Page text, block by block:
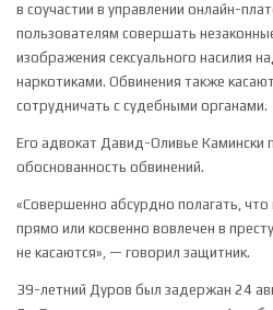
в соучастии в управлении онлайн-
пользователям совершать
изображения сексуального насилия
наркотиками. Обвинения также
сотрудничать с судебными органами.
Его адвокат Давид-Оливье Камински
обоснованность обвинений.
«Совершенно абсурдно полагать,
прямо или косвенно вовлечен в
не касаются», — говорил защитник.
39-летний Дуров был задержан 24